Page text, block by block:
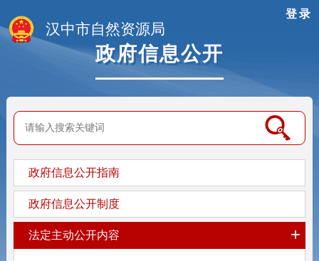
登录
汉中市自然资源局
政府信息公开
政府信息公开指南
政府信息公开制度
法定主动公开内容 +